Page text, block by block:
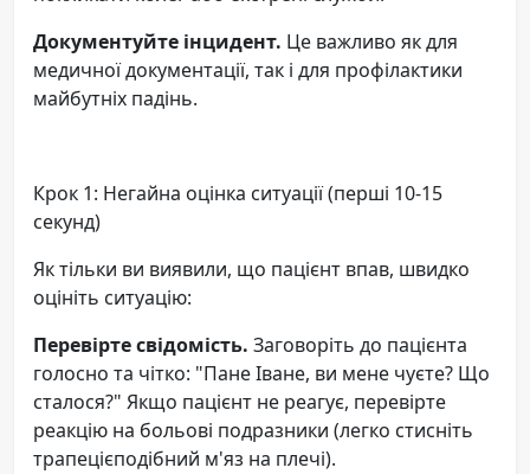
Документуйте інцидент. Це важливо як для
медичної документації, так і для профілактики
майбутніх падінь.
Крок 1: Негайна оцінка ситуації (перші 10-15
секунд)
Як тільки ви виявили, що пацієнт впав, швидко
оцініть ситуацію:
Перевірте свідомість. Заговоріть до пацієнта
голосно та чітко: "Пане Іване, ви мене чуєте? Що
сталося?" Якщо пацієнт не реагує, перевірте
реакцію на больові подразники (легко стисніть
трапецієподібний м'яз на плечі).